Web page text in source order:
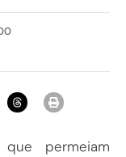
que permeiam